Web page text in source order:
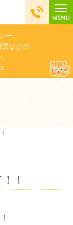
ー。
県などの
！